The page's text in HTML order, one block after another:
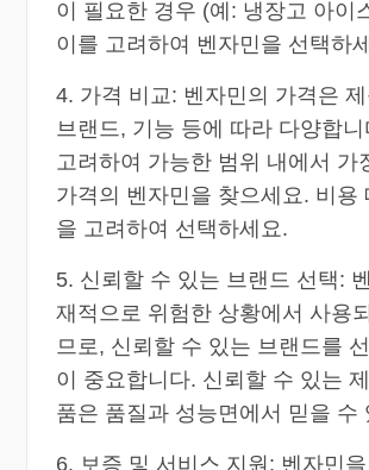
이 필요한 경우 (예: 냉장고 아이
이를 고려하여 벤자민을 선택하
4. 가격 비교: 벤자민의 가격은
브랜드, 기능 등에 따라 다양합
고려하여 가능한 범위 내에서 가
가격의 벤자민을 찾으세요. 비용
을 고려하여 선택하세요.
5. 신뢰할 수 있는 브랜드 선택:
재적으로 위험한 상황에서 사용
므로, 신뢰할 수 있는 브랜드를
이 중요합니다. 신뢰할 수 있는
품은 품질과 성능면에서 믿을 수
6. 보증 및 서비스 지원: 벤자민